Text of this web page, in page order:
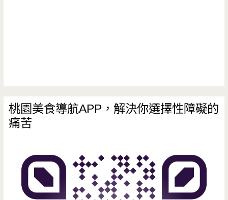
桃園美食導航APP，解決你選擇性障礙的
痛苦